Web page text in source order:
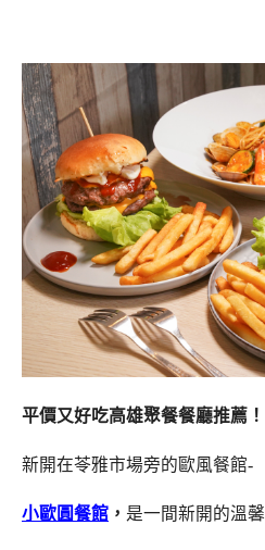
平價又好吃高雄聚餐餐廳推薦！
新開在苓雅市場旁的歐風餐館-
小歐圓餐館 ， 是一間新開的溫馨